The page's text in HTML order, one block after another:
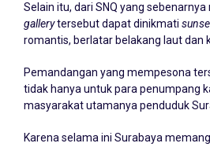
Selain itu, dari SNQ yang
gallerytersebut dapat dinikmati
romantis, berlatar belakang laut dan
Pemandangan yang mempesona
tidak hanya untuk para penumpang
masyarakat utamanya penduduk
Karena selama ini Surabaya